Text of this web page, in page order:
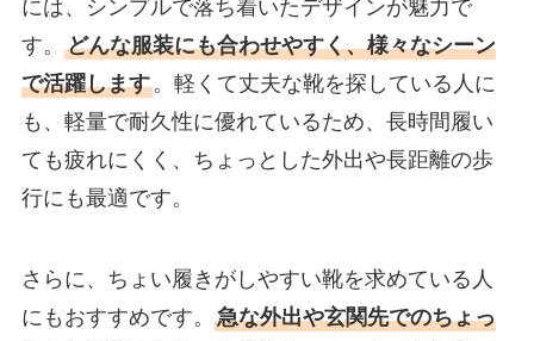
には、シンプルで落ち着いたデザインが魅力で
す。 どんな服装にも合わせやすく、様々なシーン
で活躍します。軽くて丈夫な靴を探している人に
も、軽量で耐久性に優れているため、長時間履い
ても疲れにくく、ちょっとした外出や長距離の歩
行にも最適です。
さらに、ちょい履きがしやすい靴を求めている人
にもおすすめです。 急な外出や玄関先でのちょっ